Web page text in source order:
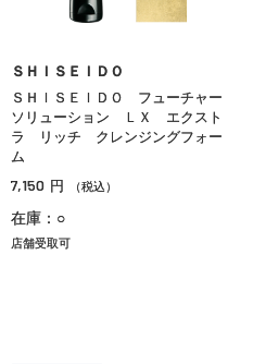
ＳＨＩＳＥＩＤＯ
ＳＨＩＳＥＩＤＯ フューチャー
ソリューション ＬＸ エクスト
ラ リッチ クレンジングフォー
ム
7,150 円 （税込）
在庫：○
店舗受取可